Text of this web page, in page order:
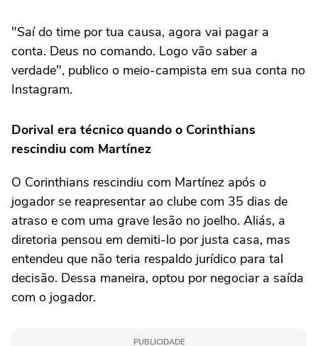
"Saí do time por tua causa, agora vai pagar a
conta. Deus no comando. Logo vão saber a
verdade", publico o meio-campista em sua conta no
Instagram.
Dorival era técnico quando o Corinthians
rescindiu com Martínez
O Corinthians rescindiu com Martínez após o
jogador se reapresentar ao clube com 35 dias de
atraso e com uma grave lesão no joelho. Aliás, a
diretoria pensou em demiti-lo por justa casa, mas
entendeu que não teria respaldo jurídico para tal
decisão. Dessa maneira, optou por negociar a saída
com o jogador.
PUBLICIDADE